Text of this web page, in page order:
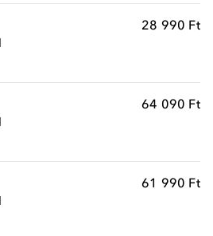
28 990 Ft
64 090 Ft
61 990 Ft